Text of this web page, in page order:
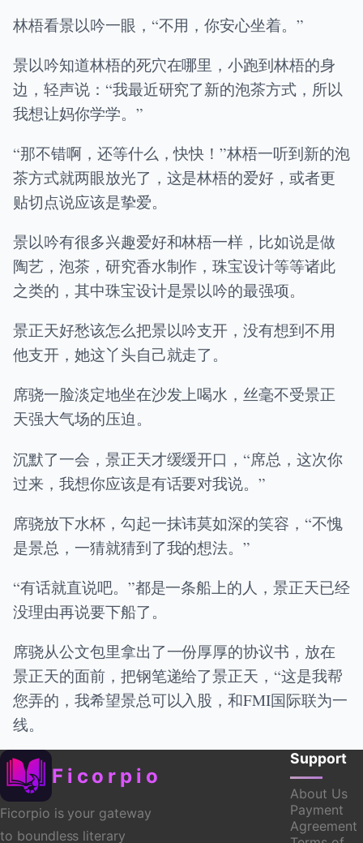
林梧看景以吟一眼，“不用，你安心坐着。”
景以吟知道林梧的死穴在哪里，小跑到林梧的身
边，轻声说：“我最近研究了新的泡茶方式，所以
我想让妈你学学。”
“那不错啊，还等什么，快快！”林梧一听到新的泡
茶方式就两眼放光了，这是林梧的爱好，或者更
贴切点说应该是挚爱。
景以吟有很多兴趣爱好和林梧一样，比如说是做
陶艺，泡茶，研究香水制作，珠宝设计等等诸此
之类的，其中珠宝设计是景以吟的最强项。
景正天好愁该怎么把景以吟支开，没有想到不用
他支开，她这丫头自己就走了。
席骁一脸淡定地坐在沙发上喝水，丝毫不受景正
天强大气场的压迫。
沉默了一会，景正天才缓缓开口，“席总，这次你
过来，我想你应该是有话要对我说。”
席骁放下水杯，勾起一抹讳莫如深的笑容，“不愧
是景总，一猜就猜到了我的想法。”
“有话就直说吧。”都是一条船上的人，景正天已经
没理由再说要下船了。
席骁从公文包里拿出了一份厚厚的协议书，放在
景正天的面前，把钢笔递给了景正天，“这是我帮
您弄的，我希望景总可以入股，和FMI国际联为一
线。
Ficorpio
Ficorpio is your gateway
to boundless literary
Support
About Us
Payment
Agreement